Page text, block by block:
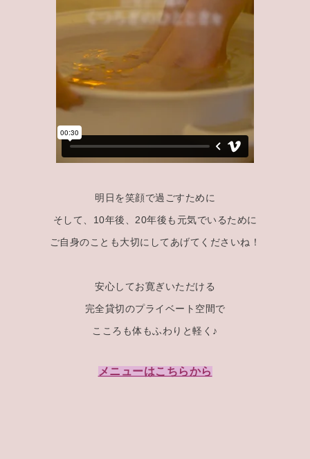
明日を笑顔で過ごすために
そして、10年後、20年後も元気でいるために
ご自身のことも大切にしてあげてくださいね！
安心してお寛ぎいただける
完全貸切のプライベート空間で
こころも体もふわりと軽く♪
メニューはこちらから